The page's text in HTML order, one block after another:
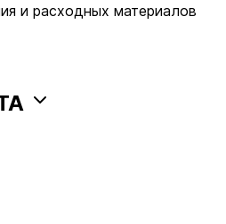
и расходных материалов